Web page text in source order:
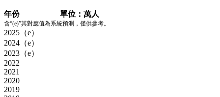
年份 單位：萬人
含“(e)”其對應值為系統預測，僅供參考。
2025（e）
2024（e）
2023（e）
2022
2021
2020
2019